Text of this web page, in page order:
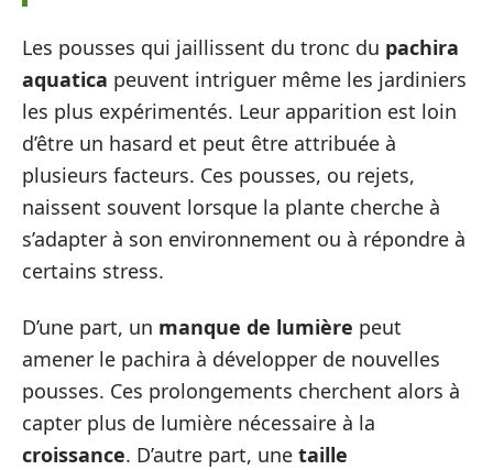
Les pousses qui jaillissent du tronc du pachira
aquatica peuvent intriguer même les jardiniers
les plus expérimentés. Leur apparition est loin
d’être un hasard et peut être attribuée à
plusieurs facteurs. Ces pousses, ou rejets,
naissent souvent lorsque la plante cherche à
s’adapter à son environnement ou à répondre à
certains stress.
D’une part, un manque de lumière peut
amener le pachira à développer de nouvelles
pousses. Ces prolongements cherchent alors à
capter plus de lumière nécessaire à la
croissance. D’autre part, une taille